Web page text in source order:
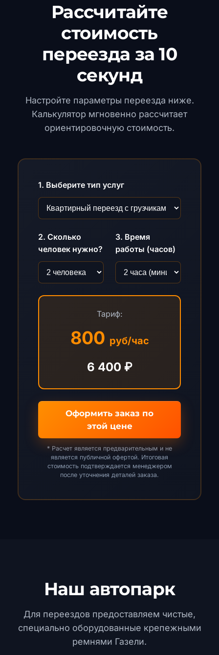
Рассчитайте
стоимость
переезда за 10
секунд
Настройте параметры переезда ниже.
Калькулятор мгновенно рассчитает
ориентировочную стоимость.
1. Выберите тип услуг
2. Сколько
человек нужно?
3. Время
работы (часов)
Тариф:
800 руб/час
6 400 ₽
Оформить заказ по
этой цене
* Расчет является предварительным и не
является публичной офертой. Итоговая
стоимость подтверждается менеджером
после уточнения деталей заказа.
Наш автопарк
Для переездов предоставляем чистые,
специально оборудованные крепежными
ремнями Газели.